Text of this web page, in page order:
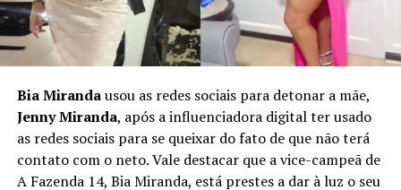
Bia Mirandausou as redes sociais para detonar a mãe,
Jenny Miranda, após a influenciadora digital ter usado
as redes sociais para se queixar do fato de que não terá
contato com o neto. Vale destacar que a vice-campeã de
A Fazenda 14, Bia Miranda, está prestes a dar à luz o seu